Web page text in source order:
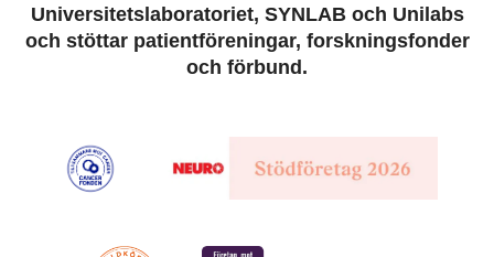
Universitetslaboratoriet, SYNLAB och Unilabs
och stöttar patientföreningar, forskningsfonder
och förbund.